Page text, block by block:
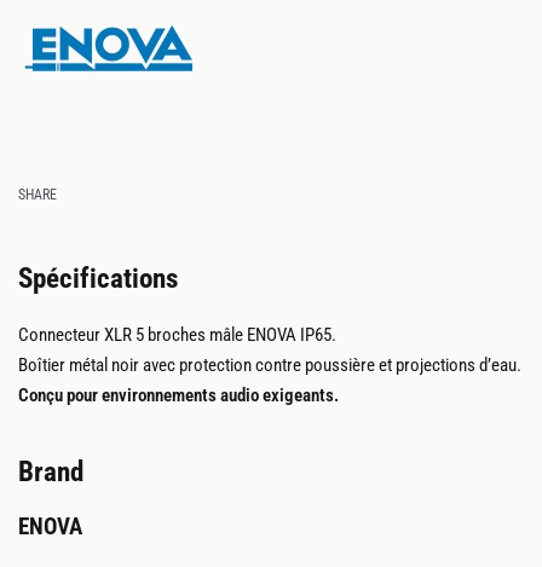
SHARE
Spécifications
Connecteur XLR 5 broches mâle ENOVA IP65.
Boîtier métal noir avec protection contre poussière et projections d’eau.
Conçu pour environnements audio exigeants.
Brand
ENOVA